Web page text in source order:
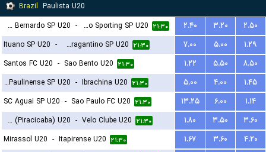
Brazil Paulista U20
Sao Bernardo SP U20
- Osasco Sporting SP U20 ۲۱:۳۰ ۲.۴۰ ۳.۲۰
۲.۵۰
Ituano SP U20 - Red Bull Bragantino SP U20 ۲۱:۳۰ ۷.۰۰ ۵.۰۰
۱.۲۹
Santos FC U20 - Sao Bento U20 ۲۱:۳۰ ۱.۲۲ ۵.۵۰
۸.۵۰
SC Paulinense SP U20
- Ibrachina U20 ۲۱:۳۰ ۵.۰۰ ۴.۰۰
۱.۴۵
SC Aguai SP U20 - Sao Paulo FC U20 ۲۱:۳۰ ۱۳.۲۵ ۶.۰۰
۱.۱۴
XV de Novembro (Piracicaba) U20
- Velo Clube U20 ۲۱:۳۰ ۱.۸۰ ۳.۵۰
۳.۶۰
Mirassol U20 - Itapirense U20 ۲۱:۳۰ ۱.۶۷ ۳.۶۰
۴.۲۰